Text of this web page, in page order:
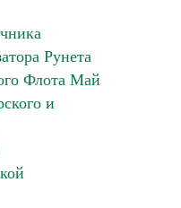
Рунета
Флота Май
и